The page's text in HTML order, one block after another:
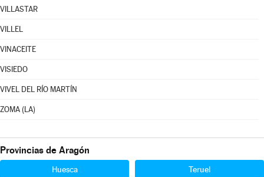
VILLASTAR
VILLEL
VINACEITE
VISIEDO
VIVEL DEL RÍO MARTÍN
ZOMA (LA)
Provincias de Aragón
Huesca Teruel